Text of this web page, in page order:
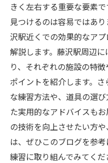
きく左右する重要な要素
見つけるのは容易ではあ
沢駅近くでの効果的なア
解説します。藤沢駅周辺
り、それぞれの施設の特
ポイントを紹介します。
な練習方法や、道具の選
た実用的なアドバイスも
の技術を向上させたい方
は、ぜひこのブログを参
練習に取り組んでみてくだ